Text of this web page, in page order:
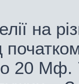
на
20 Мф.